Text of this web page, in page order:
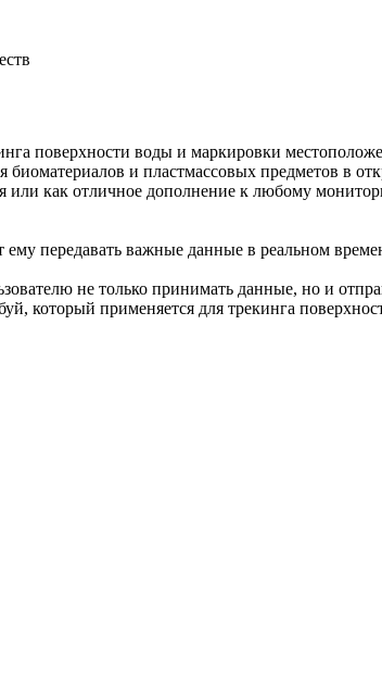
поверхности воды и маркировки
и пластмассовых предметов в
или как отличное дополнение к любому
передавать важные данные в реальном
не только принимать данные, но и
который применяется для трекинга